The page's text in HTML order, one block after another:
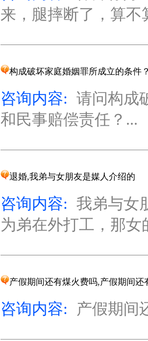
来，腿摔断了，算不
构成破坏家庭婚姻罪所成立的条件
咨询内容: 请问构成
和民事赔偿责任？...
退婚,我弟与女朋友是媒人介绍的
咨询内容: 我弟与女
为弟在外打工，那女
产假期间还有煤火费吗,产假期间还
咨询内容: 产假期间